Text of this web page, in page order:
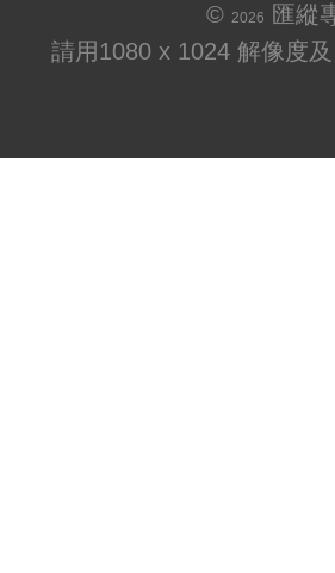
© 2026
匯縱
請用1080 x 1024 解像度